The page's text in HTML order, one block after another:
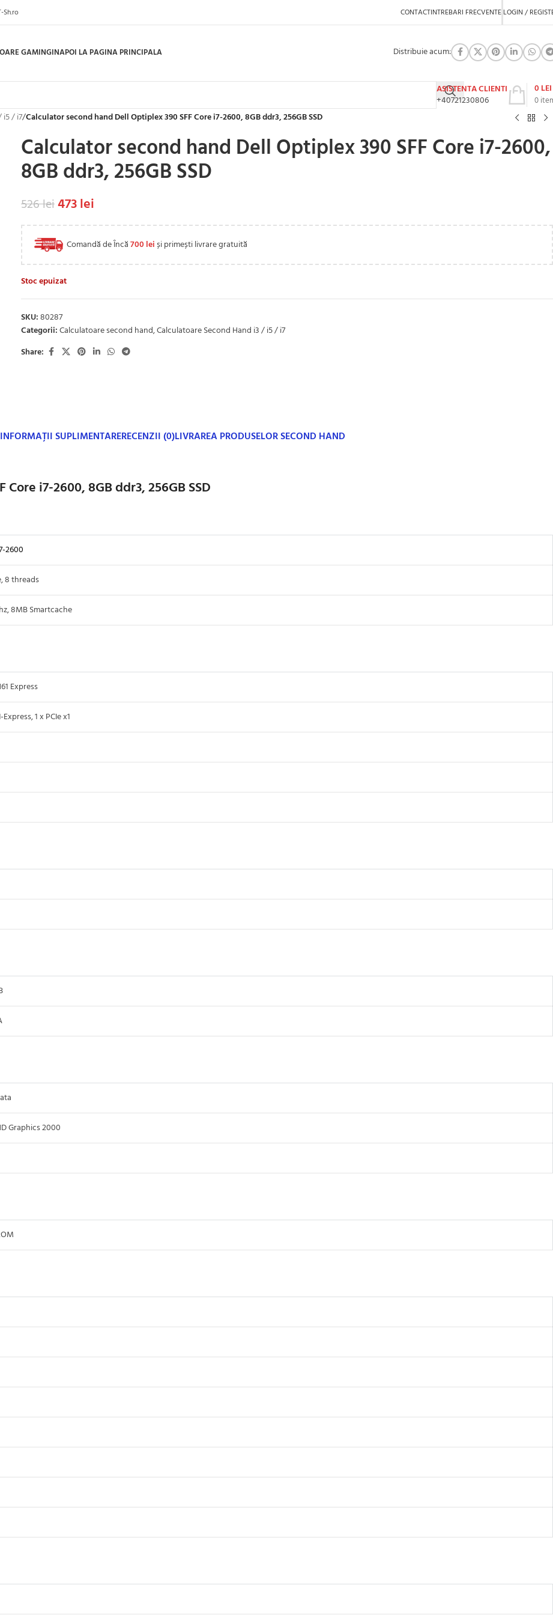
Sh.ro CONTACTINTREBARI FRECVENTE LOGIN /
GAMINGINAPOI LA PAGINA PRINCIPALA Distribuie acum:
ASISTENTA CLIENTI
+40721230806
0
0 LEI
i5 / i7/Calculator second hand Dell Optiplex 390 SFF Core i7-2600, 8GB ddr3, 256GB SSD
Calculator second hand Dell Optiplex 390 SFF Core i7-2600,
8GB ddr3, 256GB SSD
526lei473lei
Comandă de Încă700 leiși primești livrare gratuită
Stoc epuizat
SKU:80287
Categorii:Calculatoare second hand,Calculatoare Second Hand i3 / i5 / i7
Share:
INFORMAȚII SUPLIMENTARERECENZII (0)LIVRAREA PRODUSELOR SECOND HAND
i7-2600, 8GB ddr3, 256GB SSD
2600
8 threads
8MB Smartcache
Express
Express, 1 x PCIe x1
Graphics 2000